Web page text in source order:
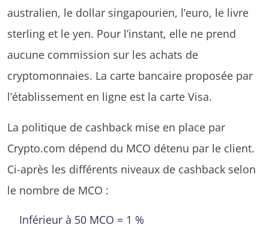
australien, le dollar singapourien, l’euro, le livre
sterling et le yen. Pour l’instant, elle ne prend
aucune commission sur les achats de
cryptomonnaies. La carte bancaire proposée par
l’établissement en ligne est la carte Visa.
La politique de cashback mise en place par
Crypto.com dépend du MCO détenu par le client.
Ci-après les différents niveaux de cashback selon
le nombre de MCO :
Inférieur à 50 MCO = 1 %